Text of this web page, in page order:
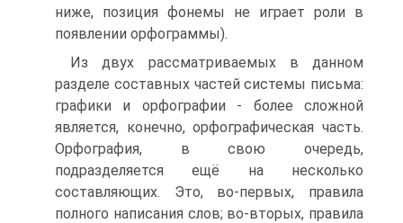
ниже, позиция фонемы не играет роли в
появлении орфограммы).
Из двух рассматриваемых в данном
разделе составных частей системы письма:
графики и орфографии - более сложной
является, конечно, орфографическая часть.
Орфография, в свою очередь,
подразделяется ещё на несколько
составляющих. Это, во-первых, правила
полного написания слов; во-вторых, правила